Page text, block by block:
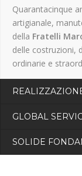
Quarantacinque
artigianale,
della Fratelli
delle costruzioni,
ordinarie e
GLOBAL
SOLIDE